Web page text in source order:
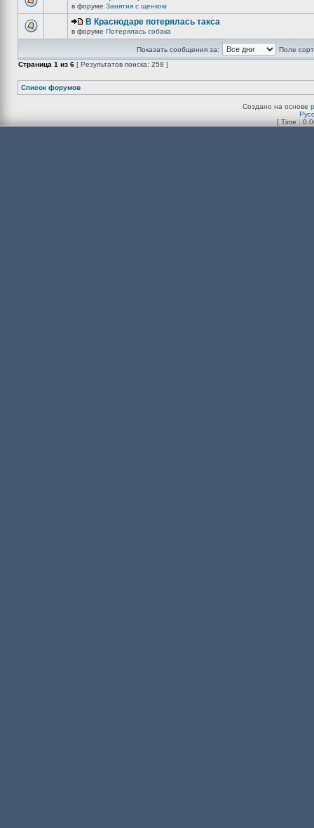
в форуме Занятия с щенком
В Краснодаре потерялась такса
в форуме Потерялась собака
Показать сообщения за:
Поле
Страница 1 из 6 [ Результатов поиска: 258 ]
Список форумов
Создано на основе
[ Time :